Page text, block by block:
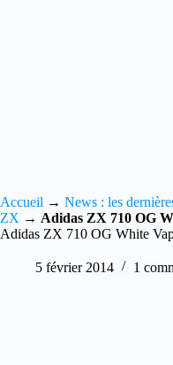
Accueil → News : les
ZX → Adidas ZX 710 OG
Adidas ZX 710 OG White
5 février 2014 1